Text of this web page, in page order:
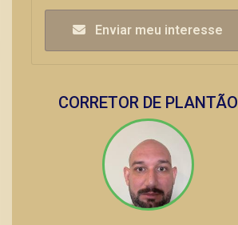
Enviar meu interesse
CORRETOR DE PLANTÃO